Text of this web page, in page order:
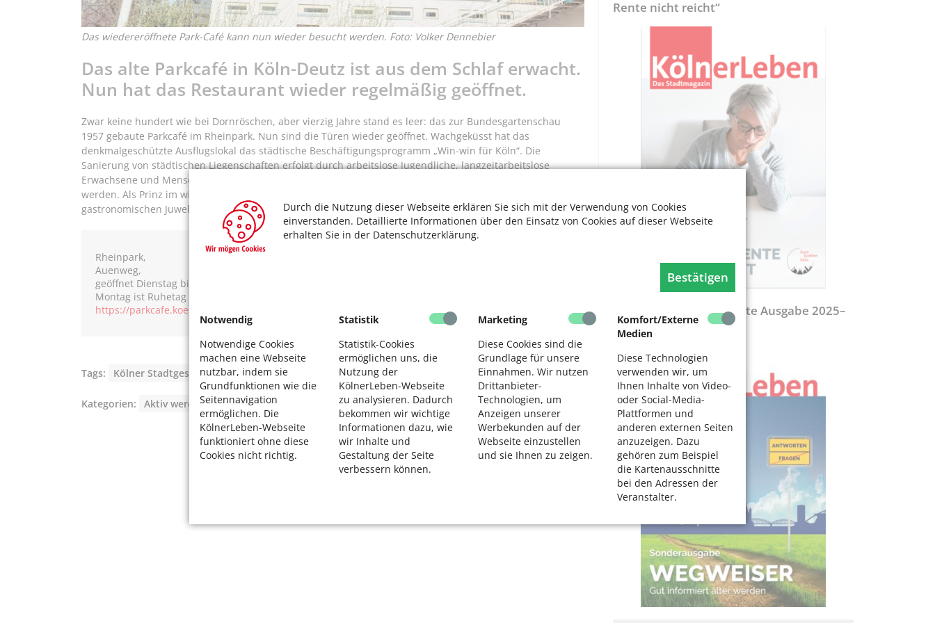
Durch die Nutzung dieser Webseite erklären Sie sich mit der Verwendung von Cookies
einverstanden. Detaillierte Informationen über den Einsatz von Cookies auf dieser Webseite
erhalten Sie in der Datenschutzerklärung.
Bestätigen
Notwendig
Notwendige Cookies
machen eine Webseite
nutzbar, indem sie
Grundfunktionen wie die
Seitennavigation
ermöglichen. Die
KölnerLeben-Webseite
funktioniert ohne diese
Cookies nicht richtig.
Statistik
Statistik-Cookies
ermöglichen uns, die
Nutzung der
KölnerLeben-Webseite
zu analysieren. Dadurch
bekommen wir wichtige
Informationen dazu, wie
wir Inhalte und
Gestaltung der Seite
verbessern können.
Marketing
Diese Cookies sind die
Grundlage für unsere
Einnahmen. Wir nutzen
Drittanbieter-
Technologien, um
Anzeigen unserer
Werbekunden auf der
Webseite einzustellen
und sie Ihnen zu zeigen.
Komfort/Externe
Medien
Diese Technologien
verwenden wir, um
Ihnen Inhalte von Video-
oder Social-Media-
Plattformen und
anderen externen Seiten
anzuzeigen. Dazu
gehören zum Beispiel
die Kartenausschnitte
bei den Adressen der
Veranstalter.
Das wiedereröffnete Park-Café kann nun wieder besucht werden. Foto: Volker Dennebier
Das alte Parkcafé in Köln-Deutz ist aus dem Schlaf erwacht.
Nun hat das Restaurant wieder regelmäßig geöffnet.
Zwar keine hundert wie bei Dornröschen, aber vierzig Jahre stand es leer: das zur Bundesgartenschau
1957 gebaute Parkcafé im Rheinpark. Nun sind die Türen wieder geöffnet. Wachgeküsst hat das
denkmalgeschützte Ausflugslokal das städtische Beschäftigungsprogramm „Win-win für Köln“. Die
Sanierung von städtischen Liegenschaften erfolgt durch arbeitslose Jugendliche, langzeitarbeitslose
Erwachsene und Menschen mit besonderen Vermittlungshemmnissen, die so qualifiziert und beschäftigt
werden. Als Prinz im wiedererwachten Park-Café darf sich Roberto Campione fühlen, der die Pacht des
gastronomischen Juwels im Rheinpark übernommen hat.
Rheinpark,
Auenweg,
geöffnet Dienstag bis Sonntag, 11–18 Uhr
Montag ist Ruhetag
https://parkcafe.koeln/
Tags: Kölner Stadtgeschichte , Restaurant in Köln
Kategorien: Aktiv werden
Rente nicht reicht“
Wegweiser - Aktualisierte Ausgabe 2025–
2027